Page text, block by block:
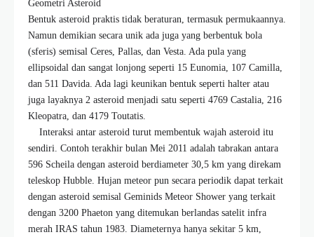
Geometri Asteroid
Bentuk asteroid praktis tidak beraturan, termasuk permukaannya.
Namun demikian secara unik ada juga yang berbentuk bola
(sferis) semisal Ceres, Pallas, dan Vesta. Ada pula yang
ellipsoidal dan sangat lonjong seperti 15 Eunomia, 107 Camilla,
dan 511 Davida. Ada lagi keunikan bentuk seperti halter atau
juga layaknya 2 asteroid menjadi satu seperti 4769 Castalia, 216
Kleopatra, dan 4179 Toutatis.
Interaksi antar asteroid turut membentuk wajah asteroid itu
sendiri. Contoh terakhir bulan Mei 2011 adalah tabrakan antara
596 Scheila dengan asteroid berdiameter 30,5 km yang direkam
teleskop Hubble. Hujan meteor pun secara periodik dapat terkait
dengan asteroid semisal Geminids Meteor Shower yang terkait
dengan 3200 Phaeton yang ditemukan berlandas satelit infra
merah IRAS tahun 1983. Diameternya hanya sekitar 5 km,